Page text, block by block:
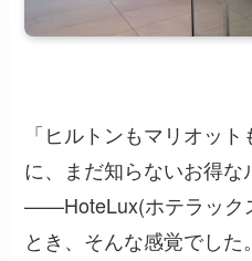
「ヒルトンもマリオッ
に、まだ知らないお得な
——HoteLux(ホテラック
とき、そんな感覚でし